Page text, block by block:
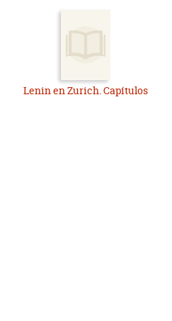
Lenin en Zurich. Capítulos